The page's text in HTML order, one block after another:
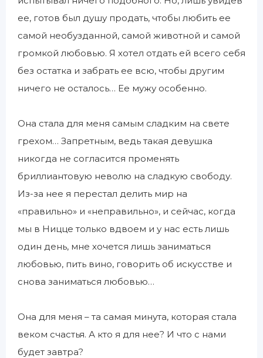
ее, готов был душу продать, чтобы любить ее
самой необузданной, самой животной и самой
громкой любовью. Я хотел отдать ей всего себя
без остатка и забрать ее всю, чтобы другим
ничего не осталось… Ее мужу особенно.
Она стала для меня самым сладким на свете
грехом… Запретным, ведь такая девушка
никогда не согласится променять
бриллиантовую неволю на сладкую свободу.
Из-за нее я перестал делить мир на
«правильно» и «неправильно», и сейчас, когда
мы в Ницце только вдвоем и у нас есть лишь
один день, мне хочется лишь заниматься
любовью, пить вино, говорить об искусстве и
снова заниматься любовью…
Она для меня – та самая минута, которая стала
веком счастья. А кто я для нее? И что с нами
будет завтра?